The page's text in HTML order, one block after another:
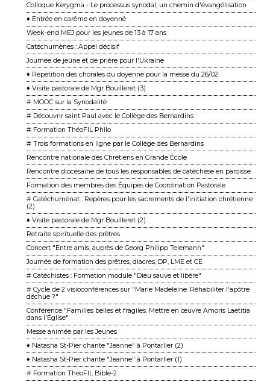
Colloque Kerygma - Le processus synodal, un chemin d'évangélisation
♦ Entrée en carême en doyenné
Week-end MEJ pour les jeunes de 13 à 17 ans
Catéchumènes : Appel décisif
Journée de jeûne et de prière pour l'Ukraine
♦ Répétition des chorales du doyenné pour la messe du 26/02
♦ Visite pastorale de Mgr Bouilleret (3)
# MOOC sur la Synodalité
# Découvrir saint Paul avec le Collège des Bernardins
# Formation ThéoFIL Philo
# Trois formations en ligne par le Collège des Bernardins
Rencontre nationale des Chrétiens en Grande École
Rencontre diocésaine de tous les responsables de catéchèse en paroisse
Formation des membres des Équipes de Coordination Pastorale
# Catéchuménat : Repères pour les sacrements de l'initiation chrétienne
(2)
♦ Visite pastorale de Mgr Bouilleret (2)
Retraite spirituelle des prêtres
Concert "Entre amis, auprès de Georg Philipp Telemann"
Journée de formation des prêtres, diacres, DP, LME et CE
# Catéchistes : Formation module "Dieu sauve et libère"
# Cycle de 2 visioconférences sur "Marie Madeleine. Réhabiliter l'apôtre
déchue ?"
Conférence "Familles belles et fragiles. Mettre en œuvre Amoris Laetitia
dans l'Église"
Messe animée par les Jeunes
♦ Natasha St-Pier chante "Jeanne" à Pontarlier (2)
♦ Natasha St-Pier chante "Jeanne" à Pontarlier (1)
# Formation ThéoFIL Bible-2